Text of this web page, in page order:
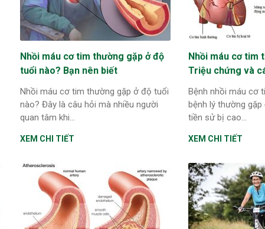
Nhồi máu cơ tim thường gặp ở độ
tuổi nào? Bạn nên biết
Nhồi máu cơ tim thường gặp ở độ tuổi
nào? Đây là câu hỏi mà nhiều người
quan tâm khi...
XEM CHI TIẾT
Nhồi máu cơ tim
Triệu chứng và
Bệnh nhồi máu cơ
bệnh lý thường
tiền sử bị cao...
XEM CHI TIẾT